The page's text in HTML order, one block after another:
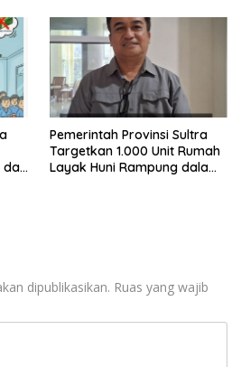
dan
Pemerintah Provinsi Sultra
Targetkan 1.000 Unit Rumah
Layak Huni Rampung dalam
dipublikasikan. Ruas yang wajib